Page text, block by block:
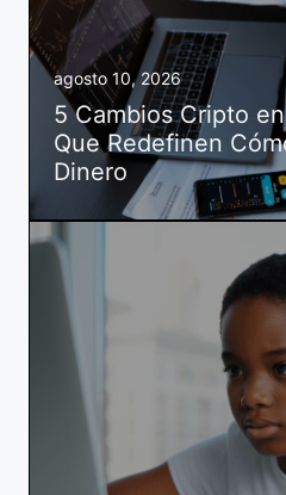
agosto 10, 2026
5 Cambios Cripto
Que Redefinen
Dinero